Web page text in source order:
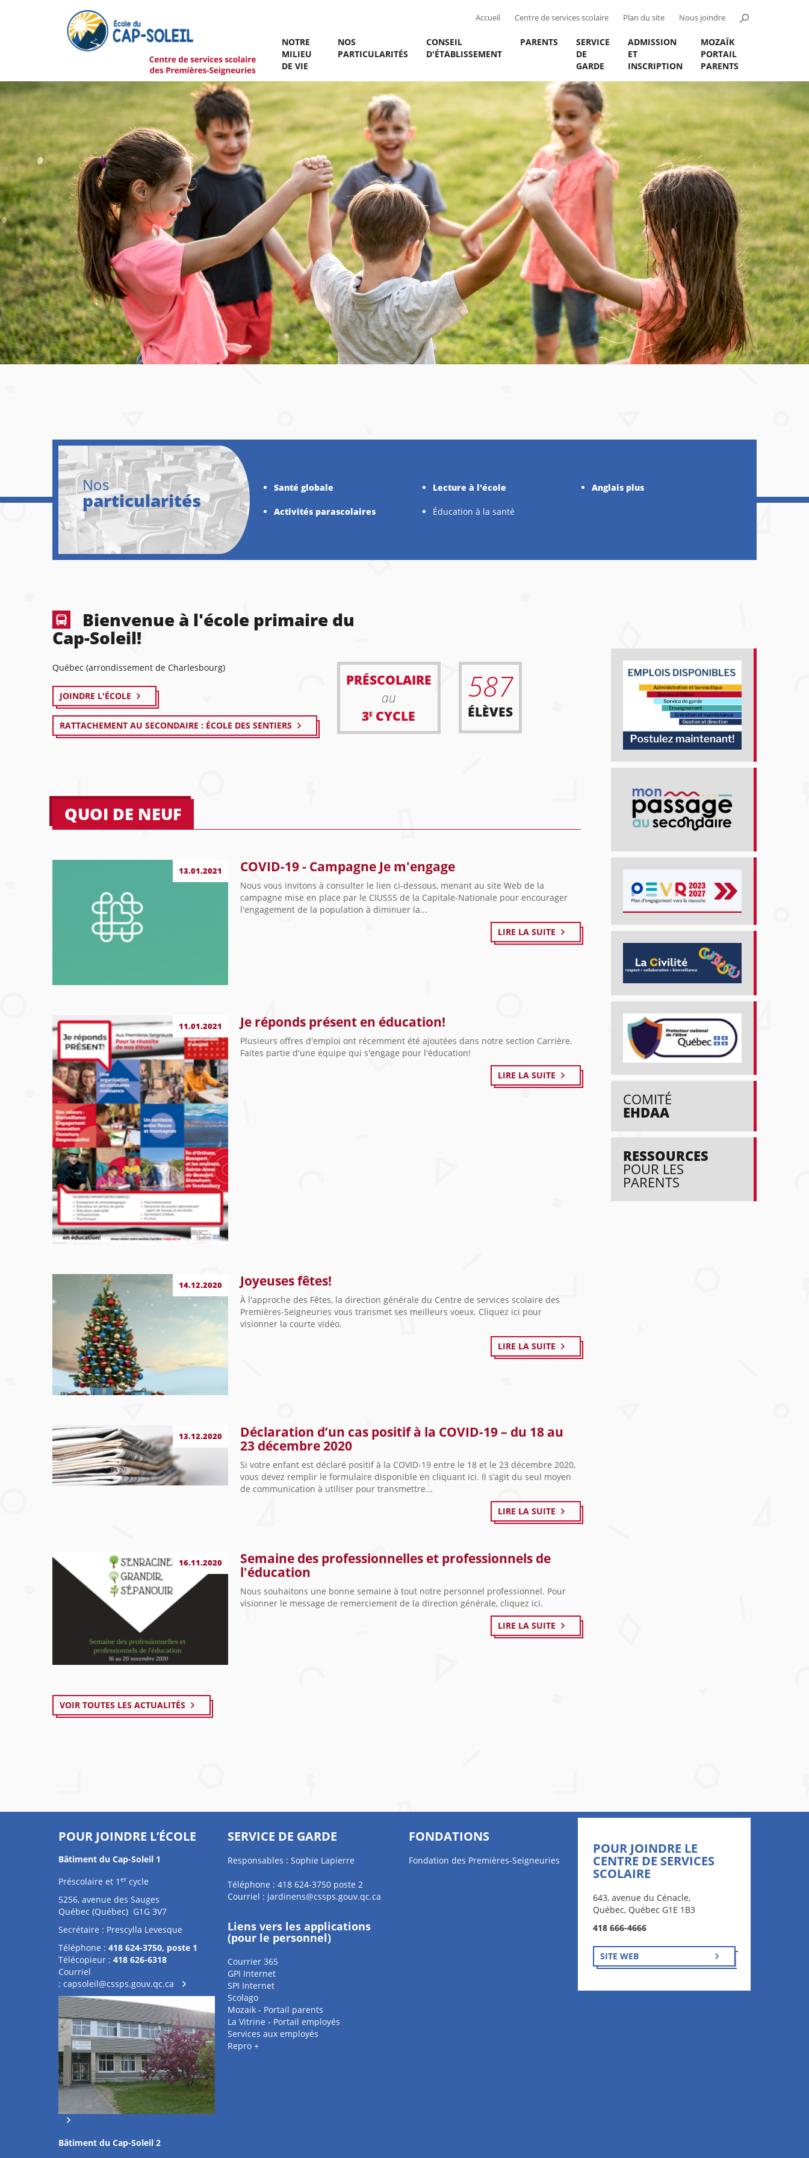
Accueil Centre de services scolaire Plan du site Nous joindre
NOTRE
MILIEU
DE VIE
NOS
PARTICULARITÉS
CONSEIL
D'ÉTABLISSEMENT
PARENTS
SERVICE
DE
GARDE
ADMISSION
ET
INSCRIPTION
MOZAÏK
PORTAIL
PARENTS
Nos
particularités
Santé globale Lecture à l'école Anglais plus
Activités parascolaires Éducation à la santé
Bienvenue à l'école primaire du
Cap-Soleil!
Québec (arrondissement de Charlesbourg)
JOINDRE L'ÉCOLE
RATTACHEMENT AU SECONDAIRE : ÉCOLE DES SENTIERS
587
ÉLÈVES
PRÉSCOLAIRE
au
3E CYCLE
COMITÉ
EHDAA
RESSOURCES
POUR LES
PARENTS
QUOI DE NEUF
13.01.2021 COVID-19 - Campagne Je m'engage
Nous vous invitons à consulter le lien ci-dessous, menant au site Web de la
campagne mise en place par le CIUSSS de la Capitale-Nationale pour encourager
l'engagement de la population à diminuer la...
LIRE LA SUITE
11.01.2021 Je réponds présent en éducation!
Plusieurs offres d'emploi ont récemment été ajoutées dans notre section Carrière.
Faites partie d'une équipe qui s'engage pour l'éducation!
LIRE LA SUITE
14.12.2020 Joyeuses fêtes!
À l'approche des Fêtes, la direction générale du Centre de services scolaire des
Premières-Seigneuries vous transmet ses meilleurs voeux. Cliquez ici pour
visionner la courte vidéo.
LIRE LA SUITE
13.12.2020
Déclaration d’un cas positif à la COVID-19 – du 18 au
23 décembre 2020
Si votre enfant est déclaré positif à la COVID-19 entre le 18 et le 23 décembre 2020,
vous devez remplir le formulaire disponible en cliquant ici. Il s’agit du seul moyen
de communication à utiliser pour transmettre...
LIRE LA SUITE
16.11.2020
Semaine des professionnelles et professionnels de
l'éducation
Nous souhaitons une bonne semaine à tout notre personnel professionnel. Pour
visionner le message de remerciement de la direction générale, cliquez ici.
LIRE LA SUITE
VOIR TOUTES LES ACTUALITÉS
POUR JOINDRE L’ÉCOLE
Bâtiment du Cap-Soleil 1
Préscolaire et 1 ercycle
5256, avenue des Sauges
Québec (Québec) G1G 3V7
Secrétaire : Prescylla Levesque
Téléphone : 418 624-3750, poste 1
Télécopieur : 418 626-6318
Courriel
: capsoleil@cssps.gouv.qc.ca
Bâtiment du Cap-Soleil 2
SERVICE DE GARDE
Responsables : Sophie Lapierre
Téléphone : 418 624-3750 poste 2
Courriel : jardinens@cssps.gouv.qc.ca
Liens vers les applications
(pour le personnel)
Courrier 365
GPI Internet
SPI Internet
Scolago
Mozaik - Portail parents
La Vitrine - Portail employés
Services aux employés
Repro +
FONDATIONS
Fondation des Premières-Seigneuries
POUR JOINDRE LE
CENTRE DE SERVICES
SCOLAIRE
643, avenue du Cénacle,
Québec, Québec G1E 1B3
418 666-4666
SITE WEB